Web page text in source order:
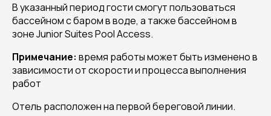
В указанный период гости смогут пользоваться
бассейном с баром в воде, а также бассейном в
зоне Junior Suites Pool Access.
Примечание: время работы может быть изменено в
зависимости от скорости и процесса выполнения
работ
Отель расположен на первой береговой линии.